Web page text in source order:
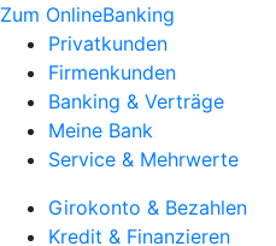
Zum OnlineBanking
Privatkunden
Firmenkunden
Banking & Verträge
Meine Bank
Service & Mehrwerte
Girokonto & Bezahlen
Kredit & Finanzieren